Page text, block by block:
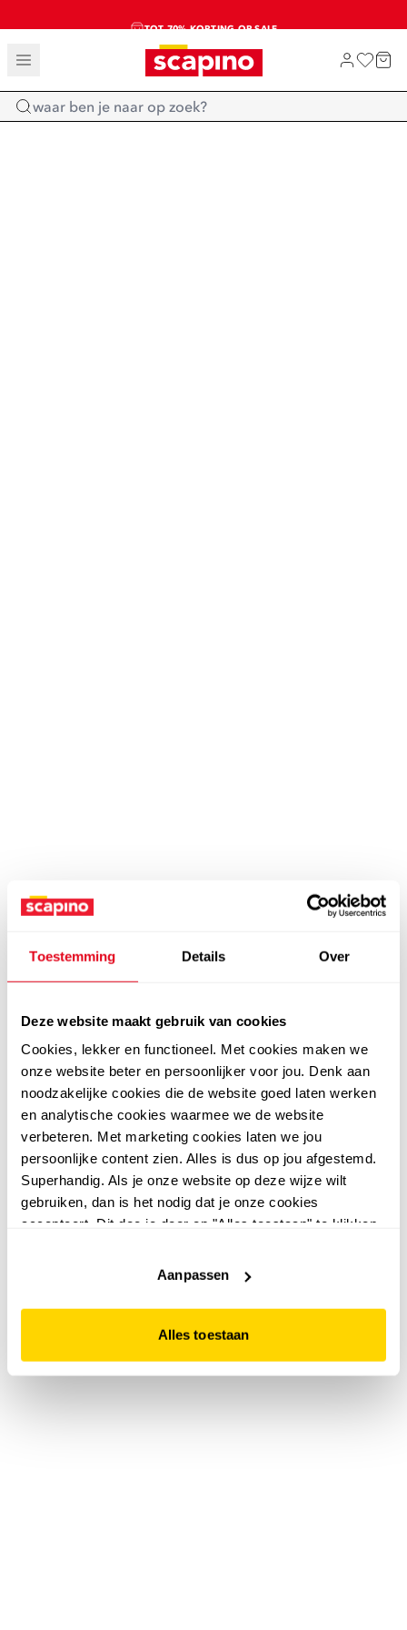
Toestemming Details Over
Deze website maakt gebruik van cookies
Cookies, lekker en functioneel. Met cookies maken we
onze website beter en persoonlijker voor jou. Denk aan
noodzakelijke cookies die de website goed laten werken
en analytische cookies waarmee we de website
verbeteren. Met marketing cookies laten we jou
persoonlijke content zien. Alles is dus op jou afgestemd.
Superhandig. Als je onze website op deze wijze wilt
gebruiken, dan is het nodig dat je onze cookies
accepteert. Dit doe je door op "Alles toestaan" te klikken.
website niet optimaal functioneert.
Aanpassen
Alles toestaan
TOT 70% KORTING OP SALE
SALE: LAATSTE KANS!
SHOP NIEUW
Home